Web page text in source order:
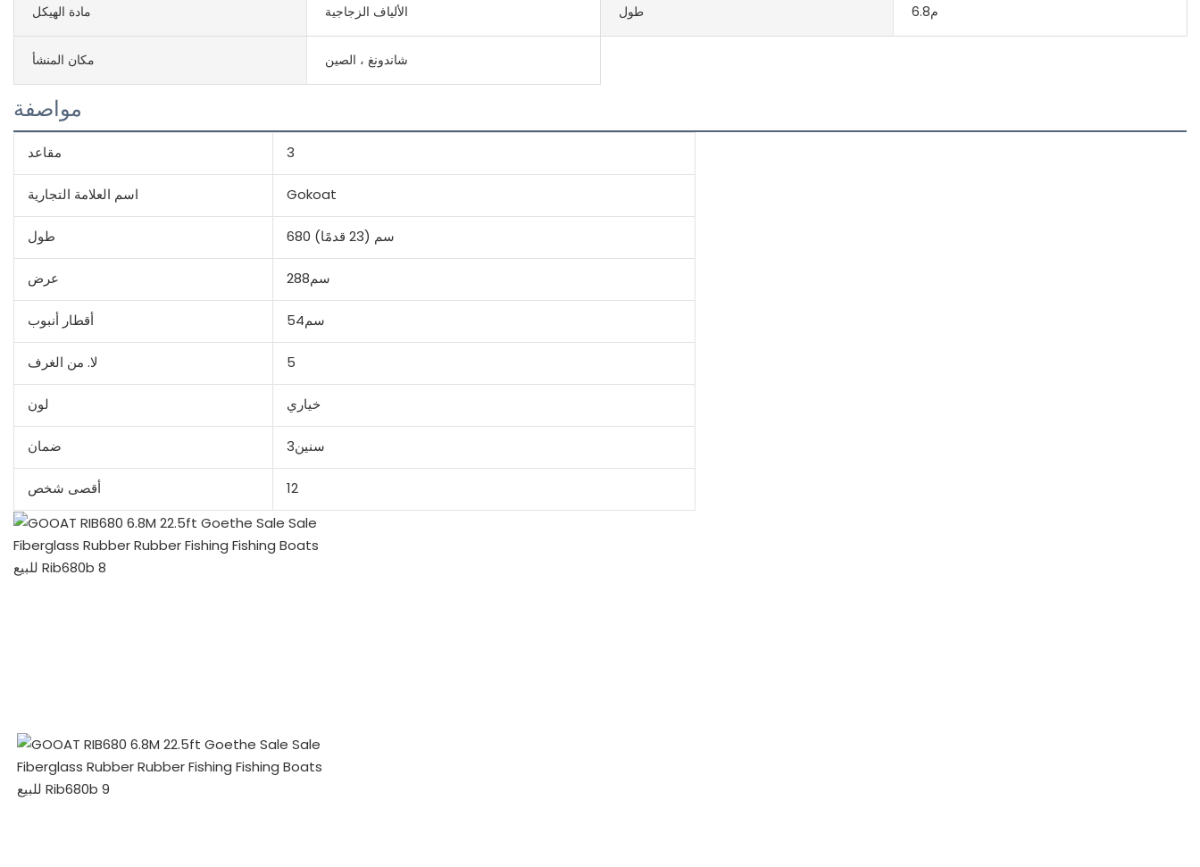
مادة الهيكل الألياف الزجاجية طول م6.8
مكان المنشأ شاندونغ ، الصين
مواصفة
مقاعد 3
اسم العلامة التجارية Gokoat
طول 680 سم (23 قدمًا)
عرض سم288
أقطار أنبوب سم54
لا. من الغرف 5
لون خياري
ضمان سنين3
أقصى شخص 12